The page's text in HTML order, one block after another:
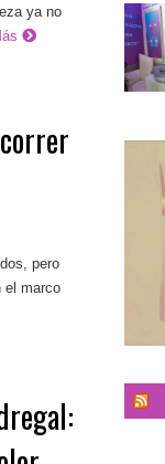
ya no
pero
el marco